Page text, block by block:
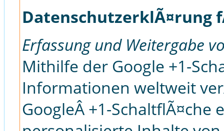
DatenschutzerklÃ¤rung
Erfassung und Weitergabe
Mithilfe der Google +1-
Informationen weltweit
GoogleÂ +1-